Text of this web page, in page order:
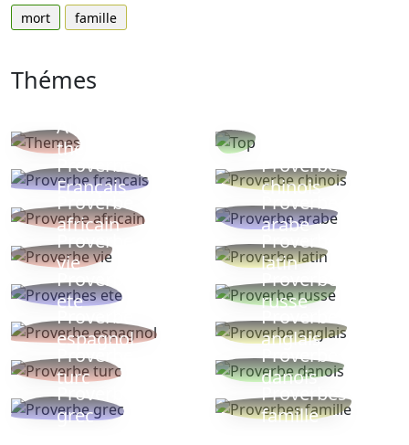
mort
famille
Thémes
Autres
thèmes
Proverbe
Français
Proverbe
chinois
Proverbe
africain
Proverbe
arabe
Proverbe
vie
Proverbe
latin
Proverbes
ete
Proverbe
russe
Proverbe
espagnol
Proverbe
anglais
Proverbe
turc
Proverbe
danois
Proverbe
grec
Proverbes
famille